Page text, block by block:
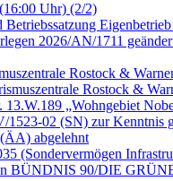
Uhr) (2/2)
2026/AN/1711
Rostock &
Rostock &
„Wohngebiet
02 (SN) zur Kenntnis
abgelehnt
(Sondervermögen
BÜNDNIS 90/DIE